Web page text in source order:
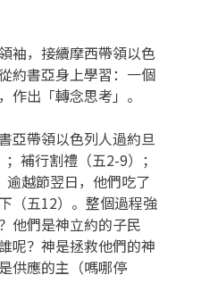
袖，接續摩西帶領以色
約書亞身上學習：一個
作出「轉念思考」。
亞帶領以色列人過約旦
補行割禮（五2-9）；
越節翌日，他們吃了
（五12）。整個過程強
他們是神立約的子民
呢？神是拯救他們的神
供應的主（嗎哪停